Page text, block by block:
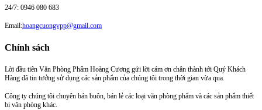
24/7: 0946 080 683
Email:hoangcuongvpp@gmail.com
Chính sách
Lời đầu tiên Văn Phòng Phẩm Hoàng Cương gửi lời cám ơn chân thành tới Quý Khách
Hàng đã tin tưởng sử dụng các sản phẩm của chúng tôi trong thời gian vừa qua.
Công ty chúng tôi chuyên bán buôn, bán lẻ các loại văn phòng phẩm và các sản phẩm thiết
bị văn phòng khác.